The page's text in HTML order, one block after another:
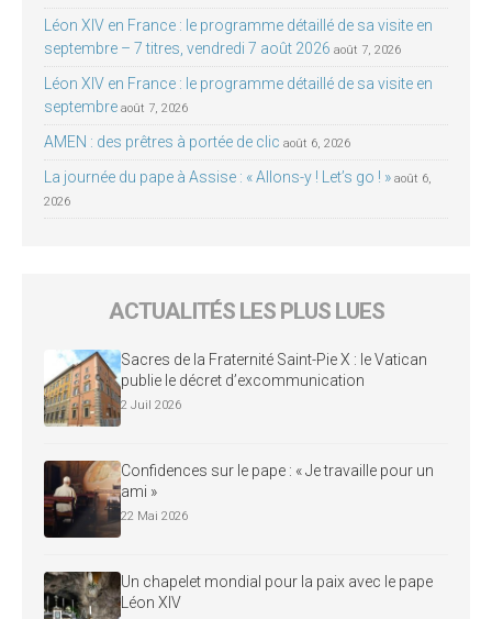
Léon XIV en France : le programme détaillé de sa visite en
septembre – 7 titres, vendredi 7 août 2026 août 7, 2026
Léon XIV en France : le programme détaillé de sa visite en
septembre août 7, 2026
AMEN : des prêtres à portée de clic août 6, 2026
La journée du pape à Assise : « Allons-y ! Let’s go ! » août 6,
2026
ACTUALITÉS LES PLUS LUES
Sacres de la Fraternité Saint-Pie X : le Vatican
publie le décret d’excommunication
2 Juil 2026
Confidences sur le pape : « Je travaille pour un
ami »
22 Mai 2026
Un chapelet mondial pour la paix avec le pape
Léon XIV